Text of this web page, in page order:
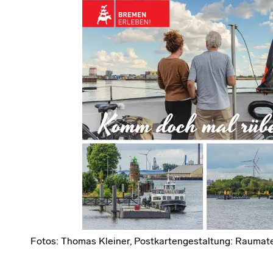
Fotos: Thomas Kleiner, Postkartengestaltung: